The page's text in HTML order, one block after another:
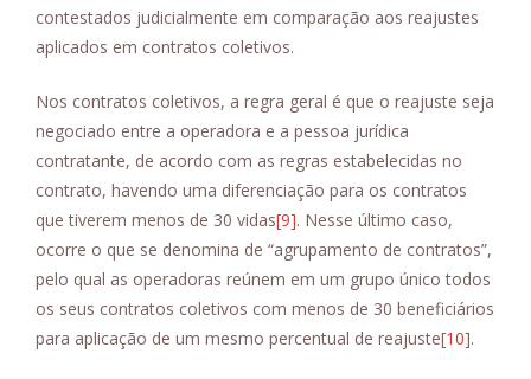
contestados judicialmente em comparação aos reajustes
aplicados em contratos coletivos.
Nos contratos coletivos, a regra geral é que o reajuste seja
negociado entre a operadora e a pessoa jurídica
contratante, de acordo com as regras estabelecidas no
contrato, havendo uma diferenciação para os contratos
que tiverem menos de 30 vidas[9]. Nesse último caso,
ocorre o que se denomina de “agrupamento de contratos”,
pelo qual as operadoras reúnem em um grupo único todos
os seus contratos coletivos com menos de 30 beneficiários
para aplicação de um mesmo percentual de reajuste[10].